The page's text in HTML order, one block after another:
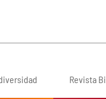
Revista